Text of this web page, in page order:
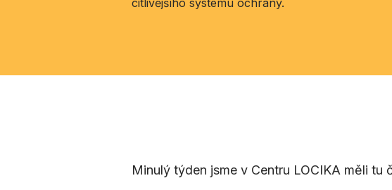
citlivějšího systému ochrany.
Minulý týden jsme v Centru LOCIKA měli